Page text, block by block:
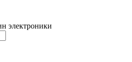
электроники